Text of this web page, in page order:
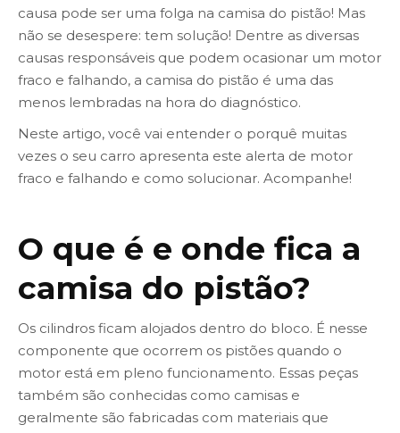
causa pode ser uma folga na camisa do pistão! Mas
não se desespere: tem solução! Dentre as diversas
causas responsáveis que podem ocasionar um motor
fraco e falhando, a camisa do pistão é uma das
menos lembradas na hora do diagnóstico.
Neste artigo, você vai entender o porquê muitas
vezes o seu carro apresenta este alerta de motor
fraco e falhando e como solucionar. Acompanhe!
O que é e onde fica a
camisa do pistão?
Os cilindros ficam alojados dentro do bloco. É nesse
componente que ocorrem os pistões quando o
motor está em pleno funcionamento. Essas peças
também são conhecidas como camisas e
geralmente são fabricadas com materiais que